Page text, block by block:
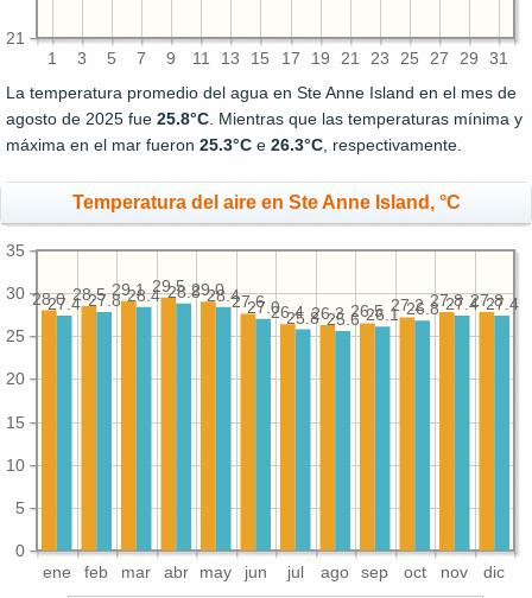
1 3 5 7 9 11 13 15 17 19 21 23 25 27 29 31
21
La temperatura promedio del agua en Ste Anne Island en el mes de
agosto de 2025 fue 25.8°C . Mientras que las temperaturas mínima y
máxima en el mar fueron 25.3°C e 26.3°C , respectivamente.
Temperatura del aire en Ste Anne Island, °C
ene feb mar abr may jun jul ago sep oct nov dic
0
5
10
15
20
25
30
35
27.8
27.8
27.2
26.5
26.3
26.4
27.6
29.0
29.5
29.1
28.5
28.0 27.4
27.4
26.8
26.1
25.6
25.8
27.0
28.4
28.8
28.4
27.8
27.4